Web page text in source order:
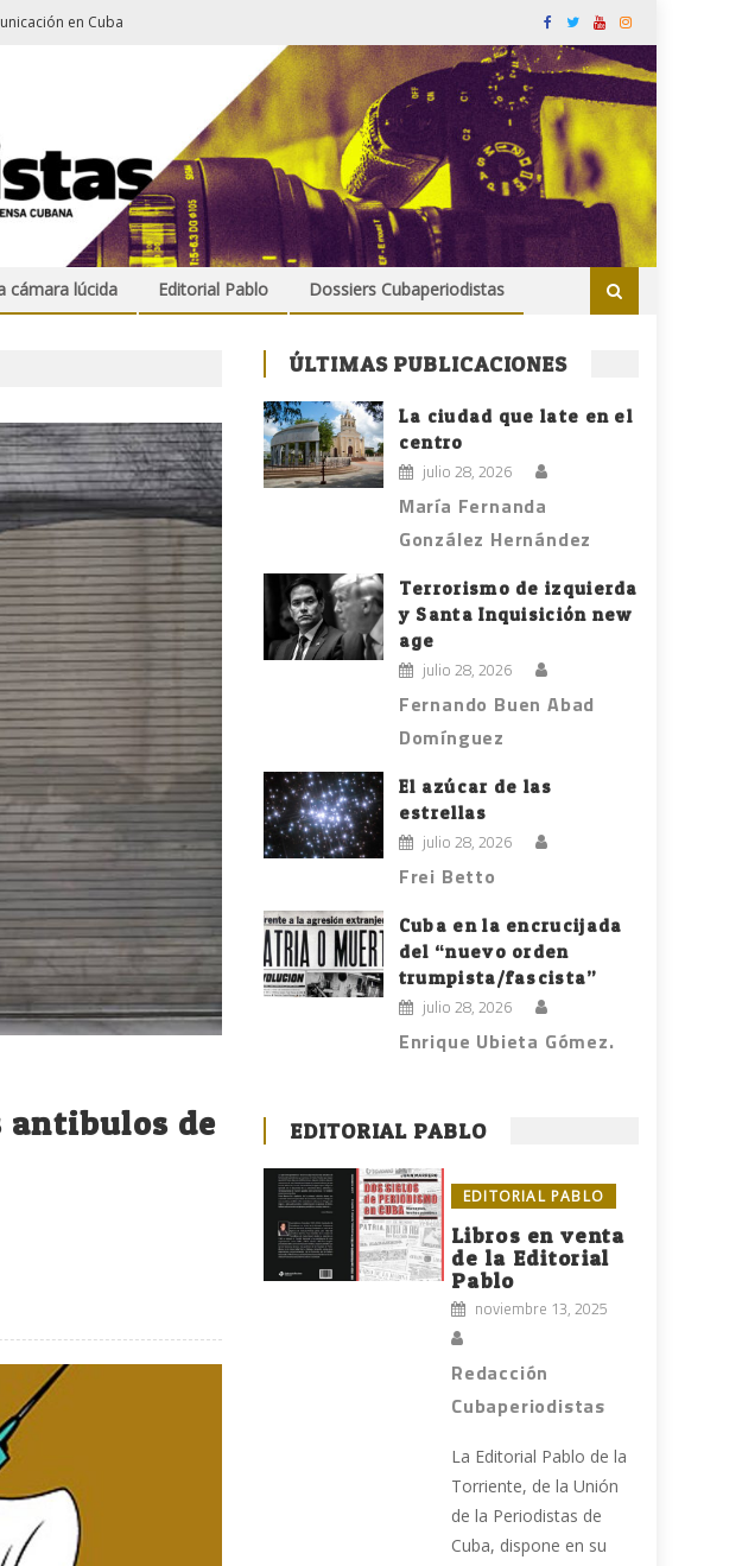
en Cuba
cámara lúcida Editorial Pablo Dossiers Cubaperiodistas
antibulos de
ÚLTIMAS PUBLICACIONES
La ciudad que late en el
centro
julio 28, 2026
María Fernanda
González Hernández
Terrorismo de izquierda
y Santa Inquisición new
age
julio 28, 2026
Fernando Buen Abad
Domínguez
El azúcar de las
estrellas
julio 28, 2026
Frei Betto
Cuba en la encrucijada
del “nuevo orden
trumpista/fascista”
julio 28, 2026
Enrique Ubieta Gómez.
EDITORIAL PABLO
EDITORIAL PABLO
Libros en venta
de la Editorial
Pablo
noviembre 13, 2025
Redacción
Cubaperiodistas
La Editorial Pablo de la
Torriente, de la Unión
de la Periodistas de
Cuba, dispone en su